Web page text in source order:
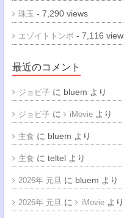
珠玉 - 7,290 views
エゾイトトンボ - 7,116
最近のコメント
ジョビ子 に bluem より
ジョビ子 に iMovieより
主食 に bluem より
主食 に teltelより
2026年 元旦 に bluem より
2026年 元旦 に iMovieより